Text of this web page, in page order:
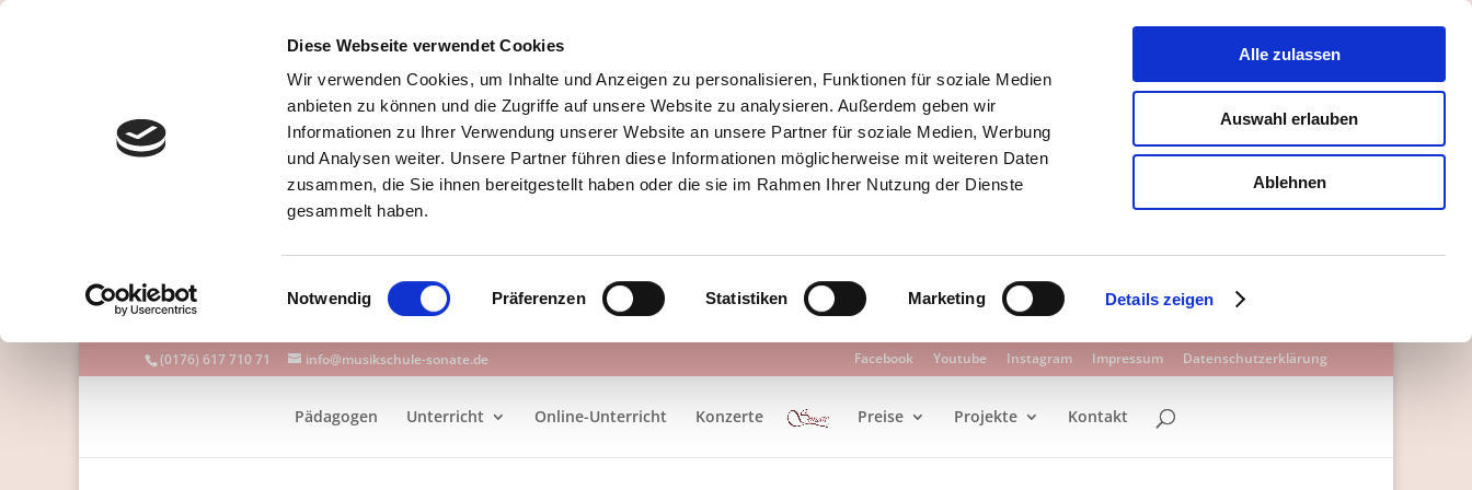
Diese Webseite verwendet Cookies
Wir verwenden Cookies, um Inhalte und Anzeigen zu personalisieren, Funktionen für soziale Medien
anbieten zu können und die Zugriffe auf unsere Website zu analysieren. Außerdem geben wir
Informationen zu Ihrer Verwendung unserer Website an unsere Partner für soziale Medien, Werbung
und Analysen weiter. Unsere Partner führen diese Informationen möglicherweise mit weiteren Daten
zusammen, die Sie ihnen bereitgestellt haben oder die sie im Rahmen Ihrer Nutzung der Dienste
gesammelt haben.
Einwilligungsauswahl
Notwendig Präferenzen Statistiken Marketing Details zeigen
Alle zulassen
Auswahl erlauben
Ablehnen
(0176) 617 710 71 info@musikschule-sonate.de Facebook Youtube Instagram Impressum Datenschutzerklärung
Pädagogen Unterricht Online-Unterricht Konzerte Preise Projekte Kontakt